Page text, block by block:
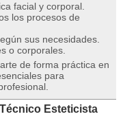
facial y corporal.
los procesos de
sus necesidades.
o corporales.
de forma práctica en
para
Esteticista